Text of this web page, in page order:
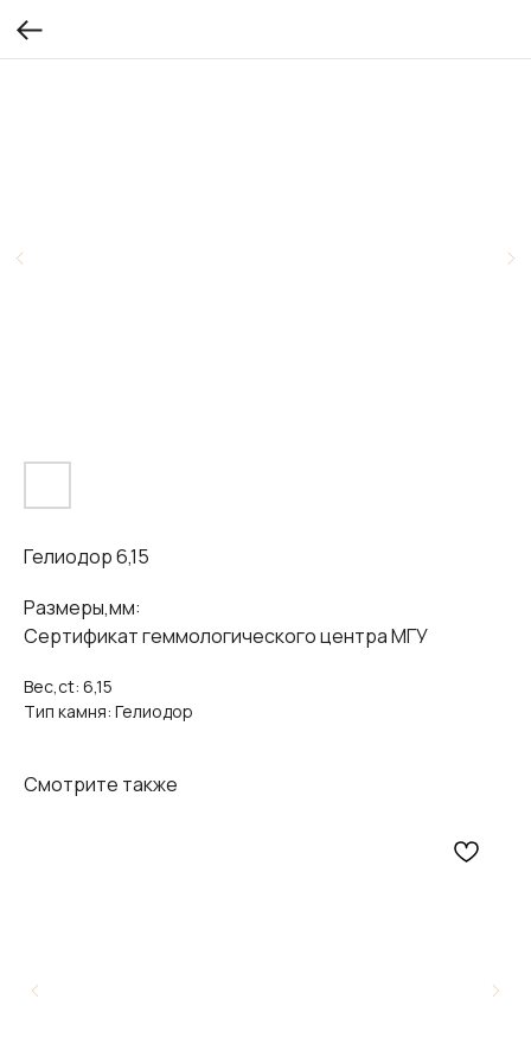
Гелиодор 6,15
Размеры,мм:
Сертификат геммологического центра МГУ
Вес,ct: 6,15
Тип камня: Гелиодор
Смотрите также